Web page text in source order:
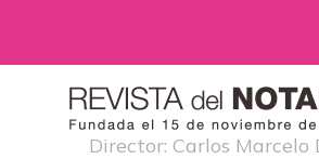
Director: Carlos Marcelo